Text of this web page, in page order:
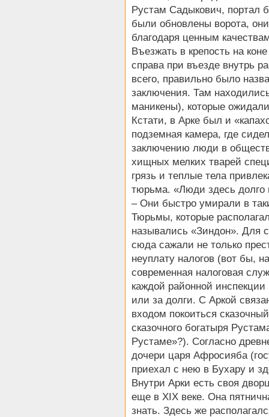
Рустам Садыкович, портал
были обновлены ворота,
благодаря ценным
Въезжать в крепость на
справа при въезде внутрь
всего, правильно было
заключения. Там
маникены), которые
Кстати, в Арке был и
подземная камера, где
заключению люди в
хищных мелких тварей
грязь и теплые тела
тюрьма. «Люди здесь долго
– Они быстро умирали в
Тюрьмы, которые
назывались «Зиндон». Для
сюда сажали не только
неуплату налогов (вот бы,
современная налоговая
каждой районной
или за долги. С Аркой
входом покоиться
сказочного богатыря
Рустаме»?). Согласно
дочери царя Афросияба
приехал с нею в Бухару и
Внутри Арки есть своя
еще в XIX веке. Она
знать. Здесь же